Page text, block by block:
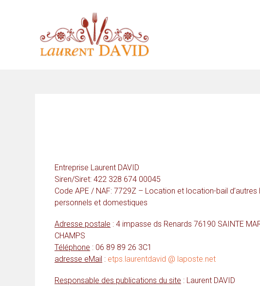
Entreprise Laurent DAVID
Siren/Siret: 422 328 674 00045
Code APE / NAF: 7729Z – Location et location-bail d’autres
personnels et domestiques
Adresse postale : 4 impasse ds Renards 76190 SAINTE
CHAMPS
Téléphone : 06 89 89 26 3C1
adresse eMail : etps.laurentdavid @ laposte.net
Responsable des publications du site : Laurent DAVID